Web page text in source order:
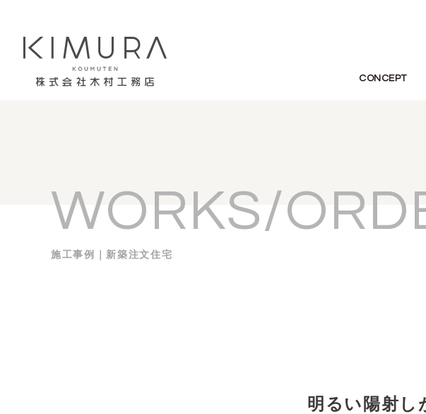
CONCEPT
WORKS/
施工事例｜新築注文住宅
明るい陽射し